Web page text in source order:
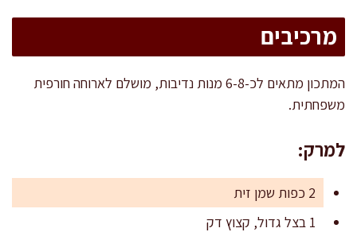
מרכיבים
המתכון מתאים לכ-6-8 מנות נדיבות, מושלם לארוחה חורפית
משפחתית.
למרק:
2 כפות שמן זית
1 בצל גדול, קצוץ דק